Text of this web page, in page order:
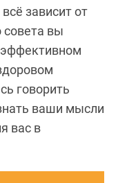
зависит от
совета вы
эффективном
говорить
ваши мысли
вас в